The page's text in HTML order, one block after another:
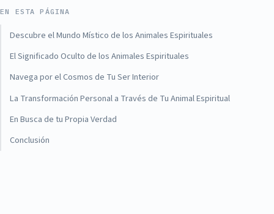
EN ESTA PÁGINA
Descubre el Mundo Místico de los Animales Espirituales
El Significado Oculto de los Animales Espirituales
Navega por el Cosmos de Tu Ser Interior
La Transformación Personal a Través de Tu Animal Espiritual
En Busca de tu Propia Verdad
Conclusión